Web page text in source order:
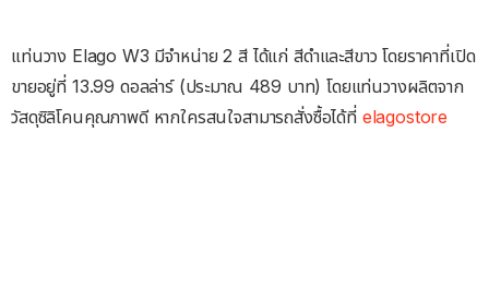
แท่นวาง Elago W3 มีจำหน่าย 2 สี ได้แก่ สีดำและสีขาว โดยราคาที่เปิด
ขายอยู่ที่ 13.99 ดอลล่าร์ (ประมาณ 489 บาท) โดยแท่นวางผลิตจาก
วัสดุซิลิโคนคุณภาพดี หากใครสนใจสามารถสั่งซื้อได้ที่ elagostore